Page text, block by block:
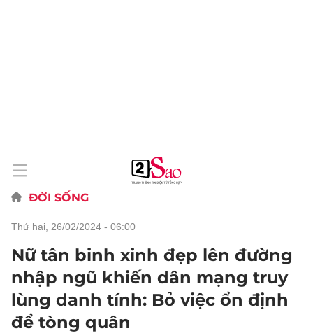
ĐỜI SỐNG
thứ hai, 26/02/2024 - 06:00
Nữ tân binh xinh đẹp lên đường
nhập ngũ khiến dân mạng truy
lùng danh tính: Bỏ việc ổn định
để tòng quân